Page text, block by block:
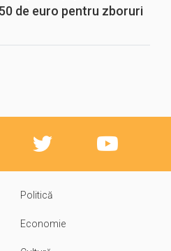
de euro pentru zboruri
Politică
Economie